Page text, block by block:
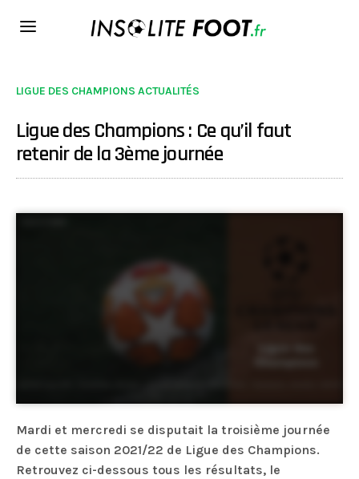
LIGUE DES CHAMPIONS ACTUALITÉS
Ligue des Champions : Ce qu’il faut
retenir de la 3ème journée
Mardi et mercredi se disputait la troisième journée
de cette saison 2021/22 de Ligue des Champions.
Retrouvez ci-dessous tous les résultats, le